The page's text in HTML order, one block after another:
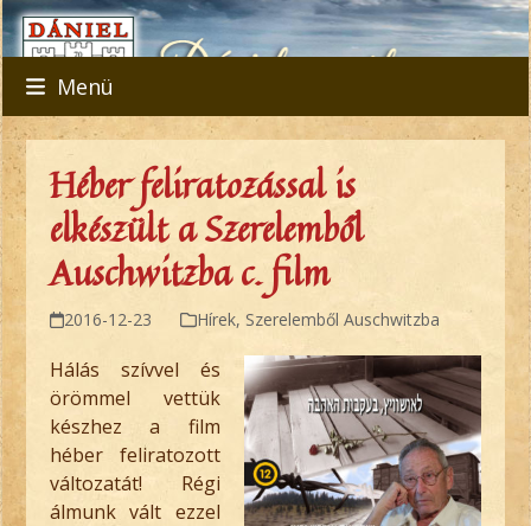
Skip
to
content
Menü
Héber feliratozással is
elkészült a Szerelemből
Auschwitzba c. film
2016-12-23 Hírek, Szerelemből Auschwitzba
Hálás szívvel és
örömmel vettük
készhez a film
héber feliratozott
változatát! Régi
álmunk vált ezzel